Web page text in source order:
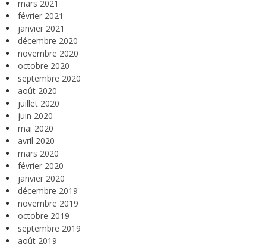
mars 2021
février 2021
janvier 2021
décembre 2020
novembre 2020
octobre 2020
septembre 2020
août 2020
juillet 2020
juin 2020
mai 2020
avril 2020
mars 2020
février 2020
janvier 2020
décembre 2019
novembre 2019
octobre 2019
septembre 2019
août 2019